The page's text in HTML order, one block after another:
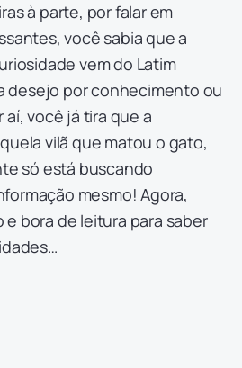
à parte, por falar em
você sabia que a
vem do Latim
desejo por conhecimento ou
aí, você já tira que a
vilã que matou o gato,
só está buscando
mesmo! Agora,
bora de leitura para saber